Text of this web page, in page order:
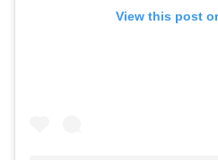
View this post